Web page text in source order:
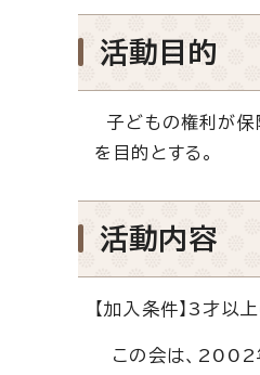
活動目的
子どもの権利が保
を目的とする。
活動内容
【加入条件】3才以
この会は、2002年